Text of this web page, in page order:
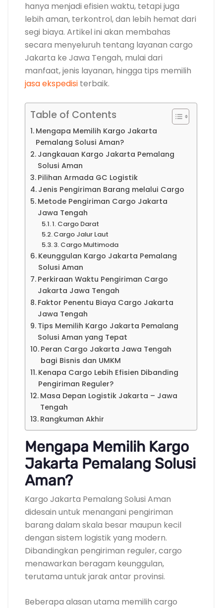
hanya menjadi efisien waktu, tetapi juga
lebih aman, terkontrol, dan lebih hemat dari
segi biaya. Artikel ini akan membahas
secara menyeluruh tentang layanan cargo
Jakarta ke Jawa Tengah, mulai dari
manfaat, jenis layanan, hingga tips memilih
jasa ekspedisi terbaik.
Table of Contents
Mengapa Memilih Kargo Jakarta
Pemalang Solusi Aman?
Jangkauan Kargo Jakarta Pemalang
Solusi Aman
Pilihan Armada GC Logistik
Jenis Pengiriman Barang melalui Cargo
Metode Pengiriman Cargo Jakarta
Jawa Tengah
1. Cargo Darat
Cargo Jalur Laut
3. Cargo Multimoda
Keunggulan Kargo Jakarta Pemalang
Solusi Aman
Perkiraan Waktu Pengiriman Cargo
Jakarta Jawa Tengah
Faktor Penentu Biaya Cargo Jakarta
Jawa Tengah
Tips Memilih Kargo Jakarta Pemalang
Solusi Aman yang Tepat
Peran Cargo Jakarta Jawa Tengah
bagi Bisnis dan UMKM
Kenapa Cargo Lebih Efisien Dibanding
Pengiriman Reguler?
Masa Depan Logistik Jakarta – Jawa
Tengah
Rangkuman Akhir
Mengapa Memilih Kargo
Jakarta Pemalang Solusi
Aman?
Kargo Jakarta Pemalang Solusi Aman
didesain untuk menangani pengiriman
barang dalam skala besar maupun kecil
dengan sistem logistik yang modern.
Dibandingkan pengiriman reguler, cargo
menawarkan beragam keunggulan,
terutama untuk jarak antar provinsi.
Beberapa alasan utama memilih cargo